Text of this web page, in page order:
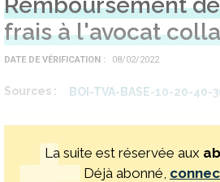
frais à l'avocat
DATE DE VÉRIFICATION 08/02/2022
Sources BOI-TVA-BASE-10-20-40-
La suite est réservée aux
Déjà abonné,